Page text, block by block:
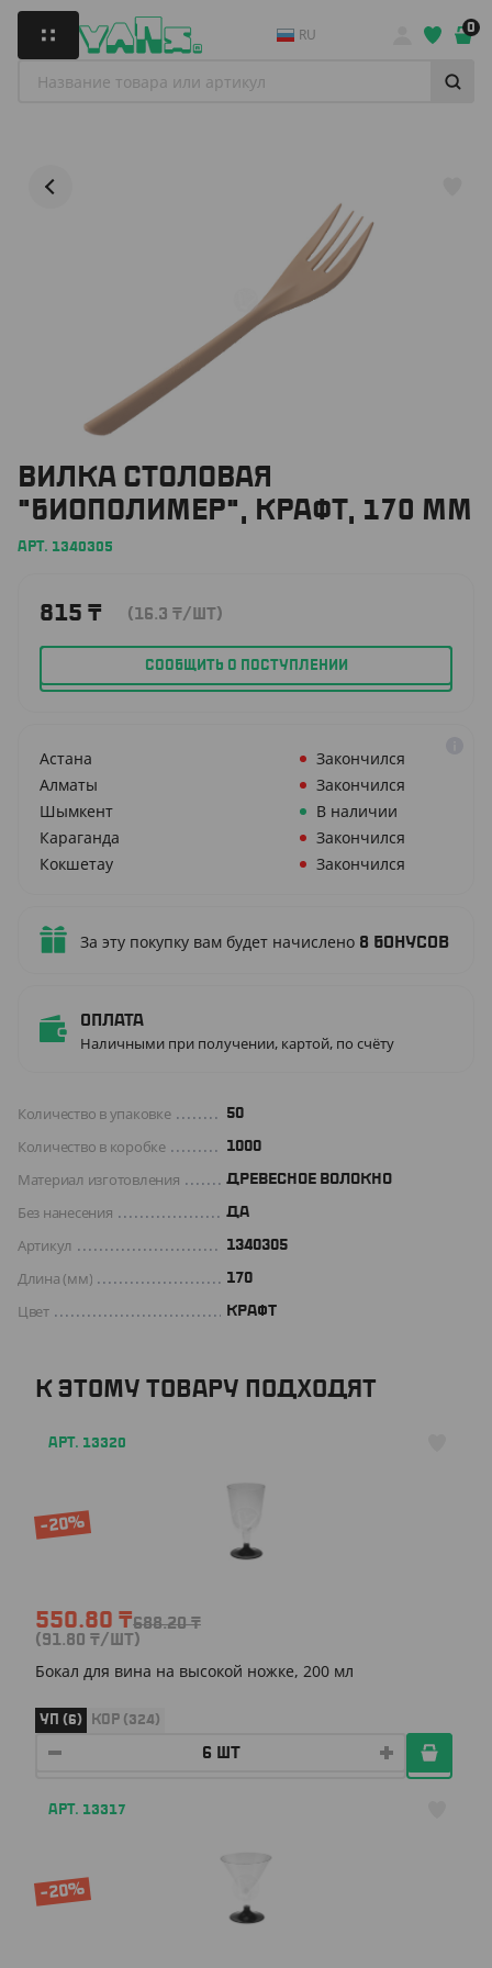
RU 0
ВИЛКА СТОЛОВАЯ
"БИОПОЛИМЕР", КРАФТ, 170 ММ
АРТ. 1340305
815 ₸ (16.3 ₸/ШТ)
СООБЩИТЬ О ПОСТУПЛЕНИИ
Астана
Закончился
Алматы
Закончился
Шымкент
В наличии
Караганда
Закончился
Кокшетау
Закончился
За эту покупку вам будет начислено 8 бонусов
Оплата
Наличными при получении, картой, по счёту
Количество в упаковке 50
Количество в коробке 1000
Материал изготовления ДРЕВЕСНОЕ ВОЛОКНО
Без нанесения ДА
Артикул 1340305
Длина (мм) 170
Цвет КРАФТ
К ЭТОМУ ТОВАРУ ПОДХОДЯТ
АРТ. 13320
-20%
550.80 ₸688.20₸
(91.80 ₸/ШТ)
Бокал для вина на высокой ножке, 200 мл
УП (6) КОР (324)
АРТ. 13317
-20%